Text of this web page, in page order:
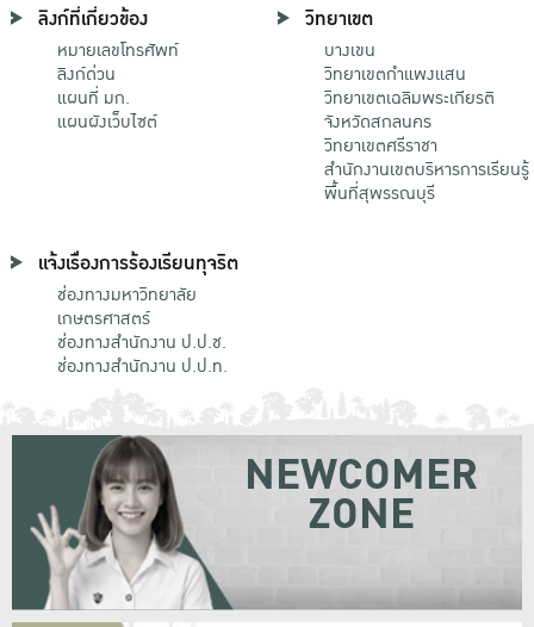
ลิงก์ที่เกี่ยวข้อง
หมายเลขโทรศัพท์
ลิงก์ด่วน
แผนที่ มก.
แผนผังเว็บไซต์
วิทยาเขต
บางเขน
วิทยาเขตกําแพงแสน
วิทยาเขตเฉลิมพระเกียรติ
จังหวัดสกลนคร
วิทยาเขตศรีราชา
สำนักงานเขตบริหารการเรียนรู้
พื้นที่สุพรรณบุรี
แจ้งเรื่องการร้องเรียนทุจริต
ช่องทางมหาวิทยาลัย
เกษตรศาสตร์
ช่องทางสำนักงาน ป.ป.ช.
ช่องทางสำนักงาน ป.ป.ท.
NEWCOMER
ZONE